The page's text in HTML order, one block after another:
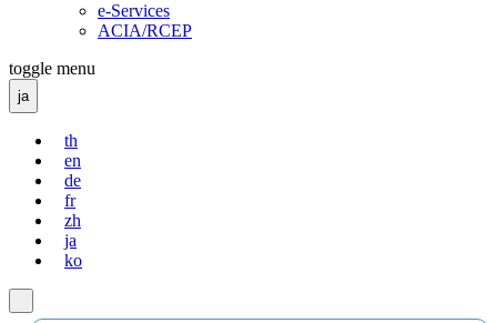
e-Services
ACIA/RCEP
toggle menu
ja
th
en
de
fr
zh
ja
ko